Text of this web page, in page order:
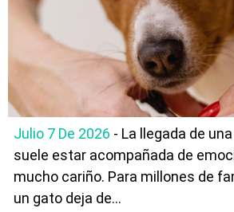
Julio 7 De 2026 - La llegada de
suele estar acompañada de
mucho cariño. Para millones de
un gato deja de...